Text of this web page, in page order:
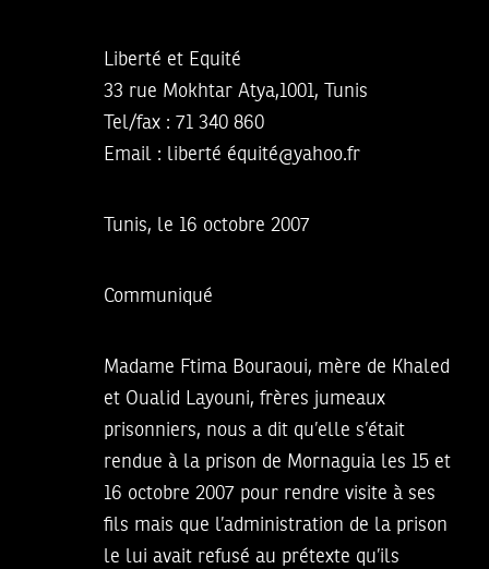
Liberté et Equité
33 rue Mokhtar Atya,1001, Tunis
Tel/fax : 71 340 860
Email : liberté équité@yahoo.fr
Tunis, le 16 octobre 2007
Communiqué
Madame Ftima Bouraoui, mère de Khaled
et Oualid Layouni, frères jumeaux
prisonniers, nous a dit qu’elle s’était
rendue à la prison de Mornaguia les 15 et
16 octobre 2007 pour rendre visite à ses
fils mais que l’administration de la prison
le lui avait refusé au prétexte qu’ils